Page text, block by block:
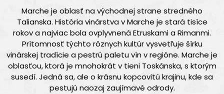
Marche je oblasť na východnej strane stredného
Talianska. História vinárstva v Marche je stará tisíce
rokov a najviac bola ovplyvnená Etruskami a Rimanmi.
Prítomnosť týchto rôznych kultúr vysvetľuje šírku
vinárskej tradície a pestrú paletu vín v regióne. Marche je
oblasťou, ktorá je mnohokrát v tieni Toskánska, s ktorým
susedí. Jedná sa, ale o krásnu kopcovitú krajinu, kde sa
pestujú naozaj zaujímavé odrody.